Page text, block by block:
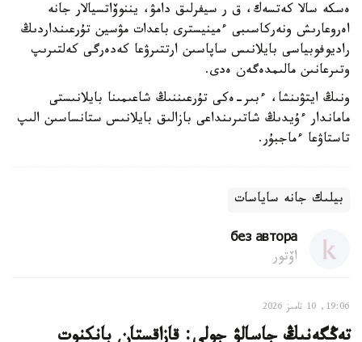
ەسكە سالا كەتسەك، ق ر سيفرلىق دامۋ، يننوۆاتسيالار جانە
اەروعارىش ونەركاسىبى ءمينيسترى باعدات مۋسين تۇرعىنداردىڭ
راديوفوبياسى بايلانىس ساپاسىن ارتتىرۋعا كەدەرگى كەلتىرىپ
وتىرعانىن مالىمدەگەن ەدى.
ونىڭ ايتۋىنشا، ءبىر-ەكى تۇرعىننىڭ شاعىمىنا بايلانىستى
ماماندار ءۇيدىڭ شاتىرىنداعى بازالىق بايلانىس ستانساسىن الىپ
تاستاۋعا ءماجبۇر.
بيلىك جانە ساياسات
без автора
اۆتور
19:06, 10 تامىز 2026